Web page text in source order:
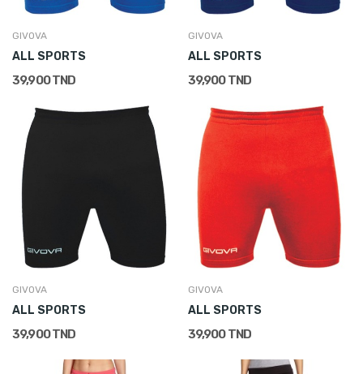
GIVOVA
ALL SPORTS
39,900 TND
GIVOVA
ALL SPORTS
39,900 TND
GIVOVA
ALL SPORTS
39,900 TND
GIVOVA
ALL SPORTS
39,900 TND